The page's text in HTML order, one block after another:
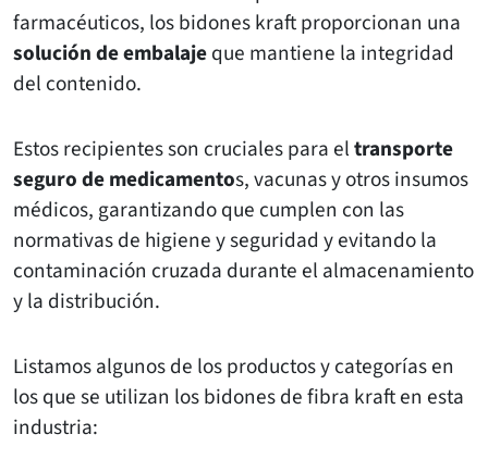
farmacéuticos, los bidones kraft proporcionan una
solución de embalajeque mantiene la integridad
del contenido.
Estos recipientes son cruciales para eltransporte
seguro de medicamentos, vacunas y otros insumos
médicos, garantizando que cumplen con las
normativas de higiene y seguridad y evitando la
contaminación cruzada durante el almacenamiento
y la distribución.
Listamos algunos de los productos y categorías en
los que se utilizan los bidones de fibra kraft en esta
industria: